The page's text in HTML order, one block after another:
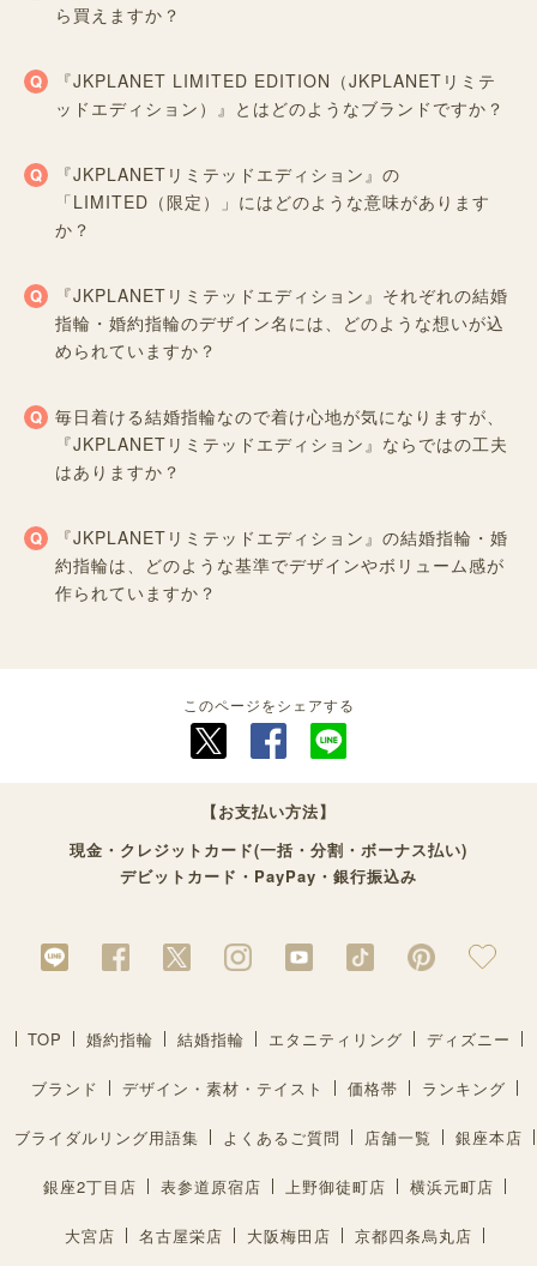
ら買えますか？
『JKPLANET LIMITED EDITION（JKPLANETリミテ
ッドエディション）』とはどのようなブランドですか？
『JKPLANETリミテッドエディション』の
「LIMITED（限定）」にはどのような意味があります
か？
『JKPLANETリミテッドエディション』それぞれの結婚
指輪・婚約指輪のデザイン名には、どのような想いが込
められていますか？
毎日着ける結婚指輪なので着け心地が気になりますが、
『JKPLANETリミテッドエディション』ならではの工夫
はありますか？
『JKPLANETリミテッドエディション』の結婚指輪・婚
約指輪は、どのような基準でデザインやボリューム感が
作られていますか？
このページをシェアする
【お支払い方法】
現金・クレジットカード(一括・分割・ボーナス払い)
デビットカード・PayPay・銀行振込み
TOP 婚約指輪 結婚指輪 エタニティリング ディズニー
ブランド デザイン・素材・テイスト 価格帯 ランキング
ブライダルリング用語集 よくあるご質問 店舗一覧 銀座本店
銀座2丁目店 表参道原宿店 上野御徒町店 横浜元町店
大宮店 名古屋栄店 大阪梅田店 京都四条烏丸店